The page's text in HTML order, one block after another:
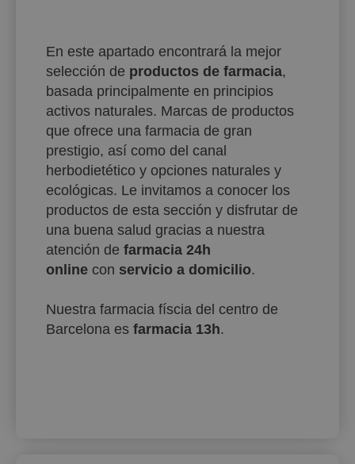
En este apartado encontrará la mejor
selección de productos de farmacia,
basada principalmente en principios
activos naturales. Marcas de productos
que ofrece una farmacia de gran
prestigio, así como del canal
herbodietético y opciones naturales y
ecológicas. Le invitamos a conocer los
productos de esta sección y disfrutar de
una buena salud gracias a nuestra
atención defarmacia 24h
online con servicio a domicilio.
Nuestra farmacia físcia del centro de
Barcelona esfarmacia 13h.